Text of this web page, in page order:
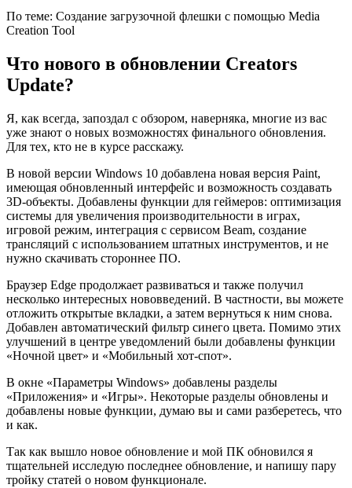
По теме: Создание загрузочной флешки с помощью Media
Creation Tool
Что нового в обновлении Creators
Update?
Я, как всегда, запоздал с обзором, наверняка, многие из вас
уже знают о новых возможностях финального обновления.
Для тех, кто не в курсе расскажу.
В новой версии Windows 10 добавлена новая версия Paint,
имеющая обновленный интерфейс и возможность создавать
3D-объекты. Добавлены функции для геймеров: оптимизация
системы для увеличения производительности в играх,
игровой режим, интеграция с сервисом Beam, создание
трансляций с использованием штатных инструментов, и не
нужно скачивать стороннее ПО.
Браузер Edge продолжает развиваться и также получил
несколько интересных нововведений. В частности, вы можете
отложить открытые вкладки, а затем вернуться к ним снова.
Добавлен автоматический фильтр синего цвета. Помимо этих
улучшений в центре уведомлений были добавлены функции
«Ночной цвет» и «Мобильный хот-спот».
В окне «Параметры Windows» добавлены разделы
«Приложения» и «Игры». Некоторые разделы обновлены и
добавлены новые функции, думаю вы и сами разберетесь, что
и как.
Так как вышло новое обновление и мой ПК обновился я
тщательней исследую последнее обновление, и напишу пару
тройку статей о новом функционале.